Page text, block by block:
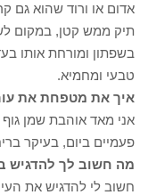
אדום או ורוד שהוא גם
תיק ממש קטן, במקום
בשפתון ומורחת אותו
טבעי ומחמיא.
איך את מטפחת את
אני מאד אוהבת שמן
פעמיים ביום, בעיקר
מה חשוב לך להדגיש
חשוב לי להדגיש את